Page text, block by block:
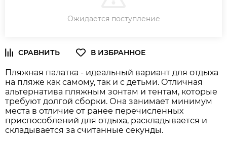
Ожидается поступление
Пляжная палатка - идеальный вариант для отдыха
на пляже как самому, так и с детьми. Отличная
альтернатива пляжным зонтам и тентам, которые
требуют долгой сборки. Она занимает минимум
места в отличие от ранее перечисленных
приспособлений для отдыха, раскладывается и
складывается за считанные секунды.